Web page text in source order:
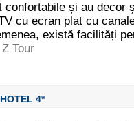
confortabile și au decor
cu ecran plat cu
există facilități
Z Tour
4*